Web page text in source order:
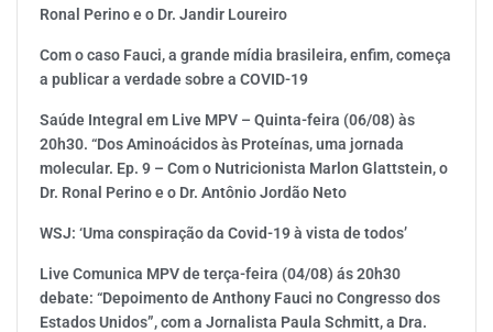
Ronal Perino e o Dr. Jandir Loureiro
Com o caso Fauci, a grande mídia brasileira, enfim, começa
a publicar a verdade sobre a COVID-19
Saúde Integral em Live MPV – Quinta-feira (06/08) às
20h30. “Dos Aminoácidos às Proteínas, uma jornada
molecular. Ep. 9 – Com o Nutricionista Marlon Glattstein, o
Dr. Ronal Perino e o Dr. Antônio Jordão Neto
WSJ: ‘Uma conspiração da Covid-19 à vista de todos’
Live Comunica MPV de terça-feira (04/08) ás 20h30
debate: “Depoimento de Anthony Fauci no Congresso dos
Estados Unidos”, com a Jornalista Paula Schmitt, a Dra.